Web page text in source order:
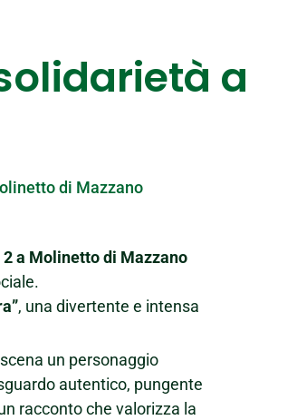
a
di Mazzano
a Molinetto di Mazzano
, una divertente e intensa
un personaggio
autentico, pungente
racconto che valorizza la